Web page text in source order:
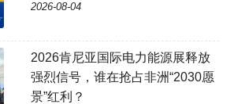
2026-08-04
2026肯尼亚国际电力能源展释放
强烈信号，谁在抢占非洲“2030愿
景”红利？